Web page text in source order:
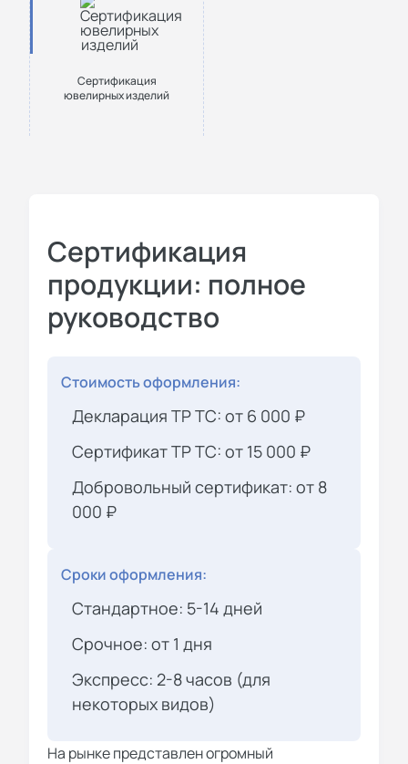
Сертификация
ювелирных изделий
Сертификация
продукции: полное
руководство
Стоимость оформления:
Декларация ТР ТС: от 6 000 ₽
Сертификат ТР ТС: от 15 000 ₽
Добровольный сертификат: от 8
000 ₽
Сроки оформления:
Стандартное: 5-14 дней
Срочное: от 1 дня
Экспресс: 2-8 часов (для
некоторых видов)
На рынке представлен огромный